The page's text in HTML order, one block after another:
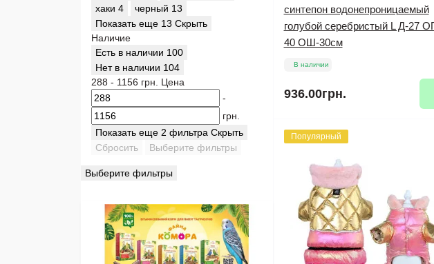
хаки 4 черный 13
Показать еще 13 Скрыть
Наличие
Есть в наличии 100
Нет в наличии 104
288 - 1156 грн. Цена
-
грн.
Показать еще 2 фильтра Скрыть
Сбросить
Выберите фильтры
Выберите фильтры
синтепон водонепроницаемый
голубой серебристый L Д-27
40 ОШ-30см
В наличии
936.00грн.
Популярный